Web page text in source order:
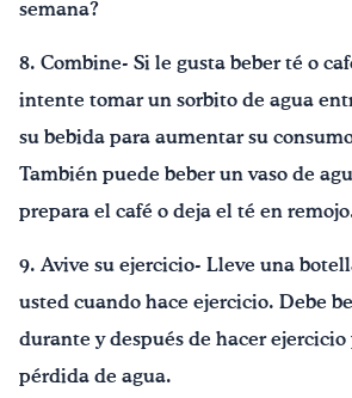
semana?
8. Combine- Si le gusta beber té o
intente tomar un sorbito de agua
su bebida para aumentar su
También puede beber un vaso de
prepara el café o deja el té en
9. Avive su ejercicio- Lleve una
usted cuando hace ejercicio. Debe
durante y después de hacer
pérdida de agua.